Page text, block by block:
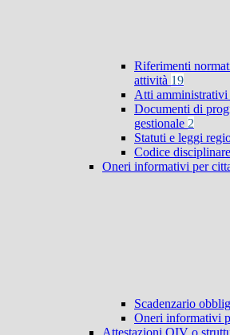
Riferimenti
attività 19
Atti amministrativi
Documenti di
gestionale 2
Statuti e leggi
Codice
Oneri informativi per
Scadenzario
Oneri informativi